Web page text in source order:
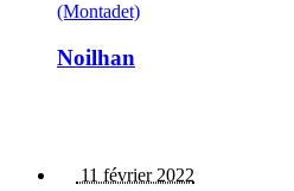
(Montadet)
Noilhan
11 février 2022